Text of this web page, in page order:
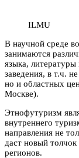
ILMU
В научной среде
занимаются
языка,
заведения, в т.ч.
но и областных
Москве).
Этнофутуризм
внутреннего
направления не
даст новый толчок
регионов.